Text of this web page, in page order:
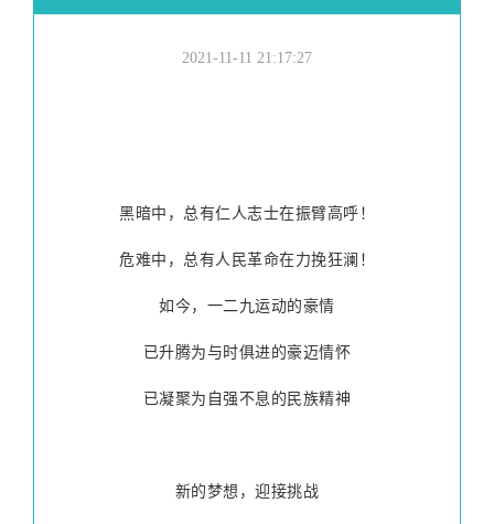
2021-11-11 21:17:27
黑暗中，总有仁人志士在振臂高呼！
危难中，总有人民革命在力挽狂澜！
如今，一二九运动的豪情
已升腾为与时俱进的豪迈情怀
已凝聚为自强不息的民族精神
新的梦想，迎接挑战